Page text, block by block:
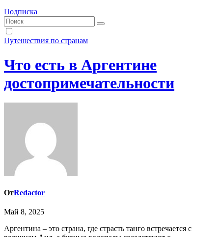
Подписка
Путешествия по странам
Что есть в Аргентине
достопримечательности
ОтRedactor
Май 8, 2025
Аргентина – это страна, где страсть танго встречается с